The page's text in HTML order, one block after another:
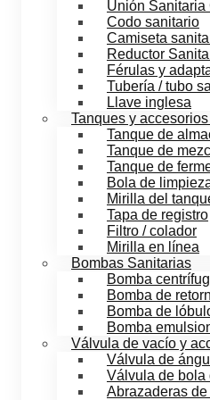
Unión Sanitaria
Codo sanitario
Camiseta
Reductor
Férulas y
Tubería / tubo
Llave inglesa
Tanques y
Tanque de
Tanque de
Tanque de
Bola de
Mirilla del
Tapa de registro
Filtro / colador
Mirilla en línea
Bombas Sanitarias
Bomba
Bomba de
Bomba de
Bomba
Válvula de vacío y
Válvula de
Válvula de bola
Abrazaderas